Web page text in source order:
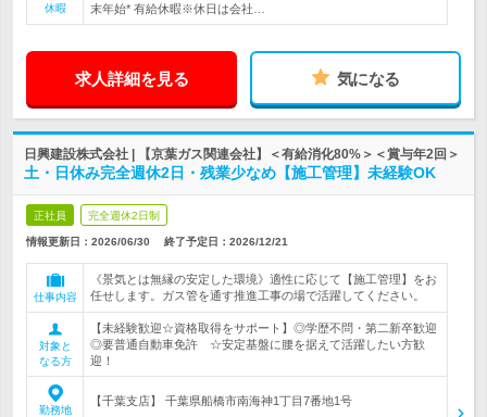
休暇
末年始* 有給休暇※休日は会社…
求人詳細を見る 気になる
日興建設株式会社 | 【京葉ガス関連会社】＜有給消化80%＞＜賞与年2回＞
土・日休み完全週休2日・残業少なめ【施工管理】未経験OK
正社員 完全週休2日制
情報更新日：2026/06/30 終了予定日： 2026/12/21
仕事内容
《景気とは無縁の安定した環境》適性に応じて【施工管理】をお
任せします。ガス管を通す推進工事の場で活躍してください。
対象と
なる方
【未経験歓迎☆資格取得をサポート】◎学歴不問・第二新卒歓迎
◎要普通自動車免許 ☆安定基盤に腰を据えて活躍したい方歓
迎！
勤務地
【千葉支店】 千葉県船橋市南海神1丁目7番地1号